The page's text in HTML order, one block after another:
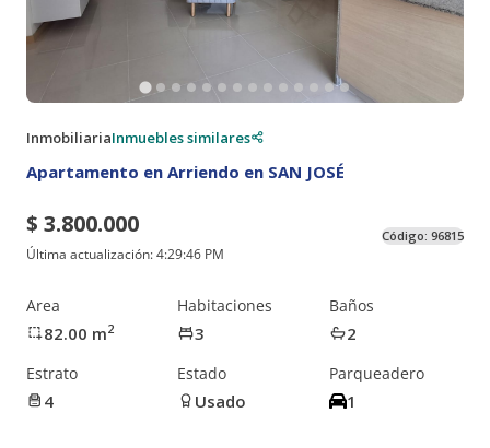
InmobiliariaInmuebles similares
Apartamento en Arriendo en SAN JOSÉ
$ 3.800.000
Última actualización:4:29:46 PM
Código: 96815
Area
82.00 m2
Habitaciones
3
Baños
2
Estrato
4
Estado
Usado
Parqueadero
1